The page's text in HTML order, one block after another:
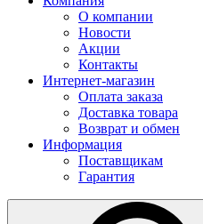
О компании
Новости
Акции
Контакты
Интернет-магазин
Оплата заказа
Доставка товара
Возврат и обмен
Информация
Поставщикам
Гарантия